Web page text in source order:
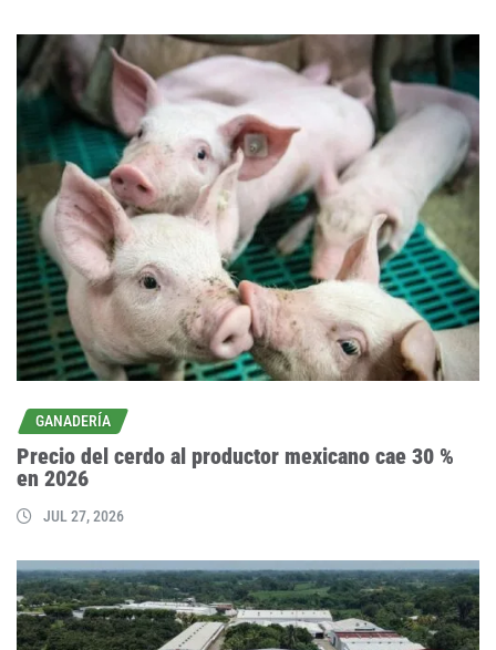
GANADERÍA
Precio del cerdo al productor mexicano cae 30 %
en 2026
JUL 27, 2026